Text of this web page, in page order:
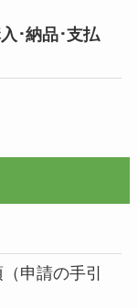
･納品･支払
申請の手引